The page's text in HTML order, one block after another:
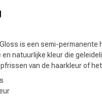
Merken
Gloss is een semi-
natuurlijke kleur die
van de haarkleur of